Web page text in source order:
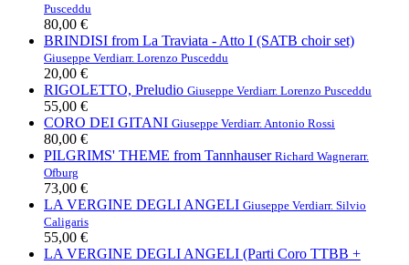
Pusceddu
80,00 €
BRINDISI from La Traviata - Atto I (SATB choir set)
Giuseppe Verdiarr. Lorenzo Pusceddu
20,00 €
RIGOLETTO, Preludio Giuseppe Verdiarr. Lorenzo Pusceddu
55,00 €
CORO DEI GITANI Giuseppe Verdiarr. Antonio Rossi
80,00 €
PILGRIMS' THEME from Tannhauser Richard Wagnerarr.
Ofburg
73,00 €
LA VERGINE DEGLI ANGELI Giuseppe Verdiarr. Silvio
Caligaris
55,00 €
LA VERGINE DEGLI ANGELI (Parti Coro TTBB +